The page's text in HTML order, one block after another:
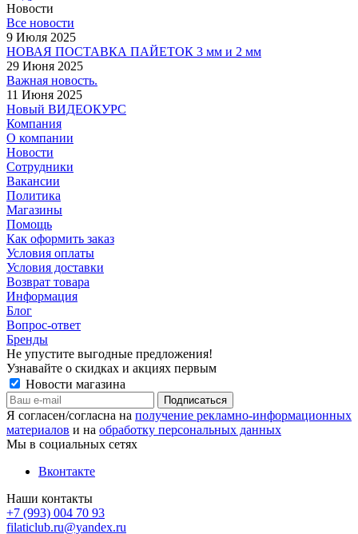
Новости
Все новости
9 Июля 2025
НОВАЯ ПОСТАВКА ПАЙЕТОК 3 мм и 2 мм
29 Июня 2025
Важная новость.
11 Июня 2025
Новый ВИДЕОКУРС
Компания
О компании
Новости
Сотрудники
Вакансии
Политика
Магазины
Помощь
Как оформить заказ
Условия оплаты
Условия доставки
Возврат товара
Информация
Блог
Вопрос-ответ
Бренды
Не упустите выгодные предложения!
Узнавайте о скидках и акциях первым
Новости магазина
Я согласен/согласна на получение рекламно-информационных
материалов и на обработку персональных данных
Мы в социальных сетях
Вконтакте
Наши контакты
+7 (993) 004 70 93
filaticlub.ru@yandex.ru